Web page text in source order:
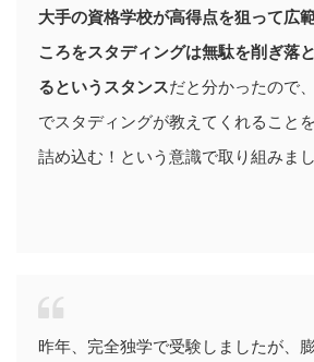
大手の資格学校が高得点を狙って広
ころをスタディングは無駄を削ぎ落
るというスタンスだと分かったので
でスタディングが教えてくれること
詰め込む！という意識で取り組みまし
昨年、完全独学で受験しましたが、